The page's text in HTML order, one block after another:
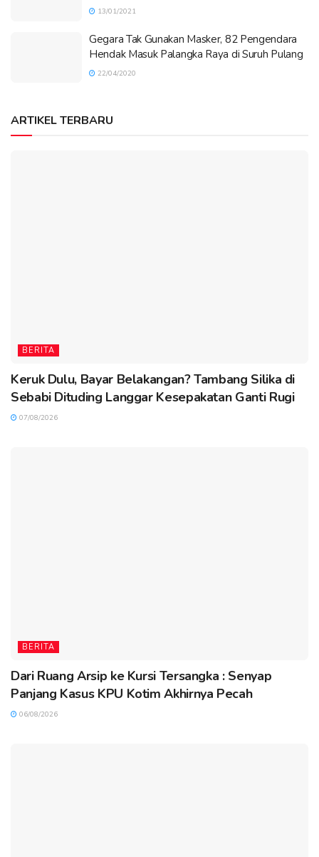
13/01/2021
Gegara Tak Gunakan Masker, 82 Pengendara
Hendak Masuk Palangka Raya di Suruh Pulang
22/04/2020
ARTIKEL TERBARU
BERITA
Keruk Dulu, Bayar Belakangan? Tambang Silika di
Sebabi Dituding Langgar Kesepakatan Ganti Rugi
07/08/2026
BERITA
Dari Ruang Arsip ke Kursi Tersangka : Senyap
Panjang Kasus KPU Kotim Akhirnya Pecah
06/08/2026